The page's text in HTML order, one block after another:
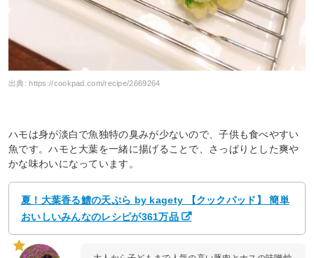
出典: https://cookpad.com/recipe/2669264
ハモは身が淡白で魚独特の臭みが少ないので、子供も食べやすい
魚です。ハモと大葉を一緒に揚げることで、さっぱりとした爽や
かな味わいになっています。
夏！大葉香る鱧の天ぷら by kagety 【クックパッド】 簡単
おいしいみんなのレシピが361万品